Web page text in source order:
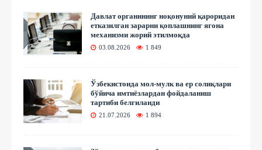
Давлат органининг ноқонуний қароридан
етказилган зарарни қоплашнинг ягона
механизми жорий этилмоқда
03.08.2026 1 849
Ўзбекистонда мол-мулк ва ер солиқлари
бўйича имтиёзлардан фойдаланиш
тартиби белгиланди
21.07.2026 1 894